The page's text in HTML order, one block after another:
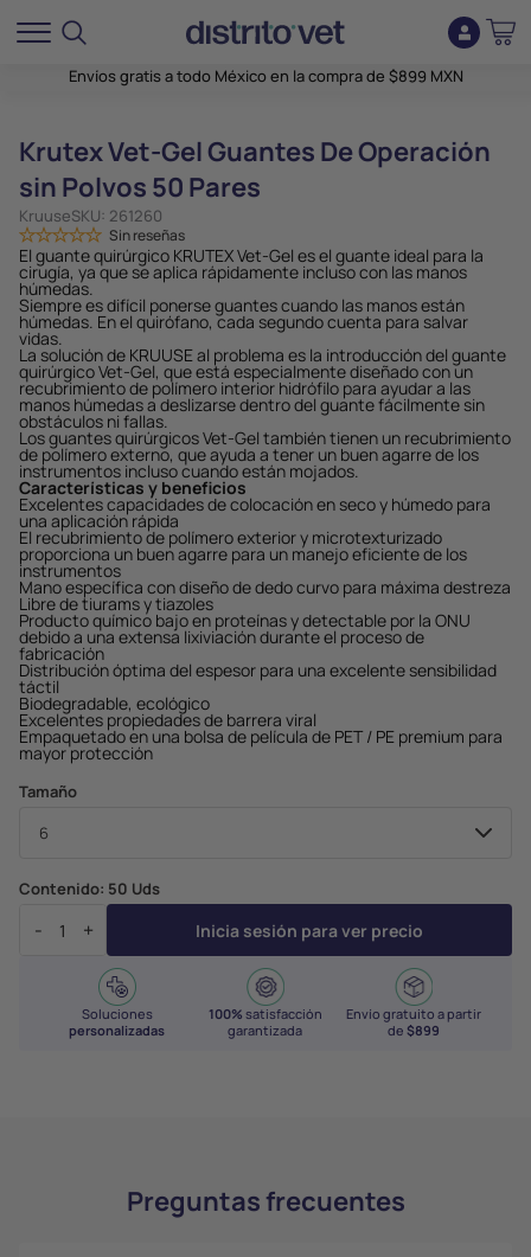
Envíos gratis a todo México en la compra de $899 MXN
Krutex Vet-Gel Guantes De Operación
sin Polvos 50 Pares
KruuseSKU: 261260
Sin reseñas
El guante quirúrgico KRUTEX Vet-Gel es el guante ideal para la
cirugía, ya que se aplica rápidamente incluso con las manos
húmedas.
Siempre es difícil ponerse guantes cuando las manos están
húmedas. En el quirófano, cada segundo cuenta para salvar
vidas.
La solución de KRUUSE al problema es la introducción del guante
quirúrgico Vet-Gel, que está especialmente diseñado con un
recubrimiento de polímero interior hidrófilo para ayudar a las
manos húmedas a deslizarse dentro del guante fácilmente sin
obstáculos ni fallas.
Los guantes quirúrgicos Vet-Gel también tienen un recubrimiento
de polímero externo, que ayuda a tener un buen agarre de los
instrumentos incluso cuando están mojados.
Características y beneficios
Excelentes capacidades de colocación en seco y húmedo para
una aplicación rápida
El recubrimiento de polímero exterior y microtexturizado
proporciona un buen agarre para un manejo eficiente de los
instrumentos
Mano específica con diseño de dedo curvo para máxima destreza
Libre de tiurams y tiazoles
Producto químico bajo en proteínas y detectable por la ONU
debido a una extensa lixiviación durante el proceso de
fabricación
Distribución óptima del espesor para una excelente sensibilidad
táctil
Biodegradable, ecológico
Excelentes propiedades de barrera viral
Empaquetado en una bolsa de película de PET / PE premium para
mayor protección
Tamaño
Contenido: 50 Uds
- + Inicia sesión para ver precio
Soluciones
personalizadas
100% satisfacción
garantizada
Envío gratuito a partir
de$899
Preguntas frecuentes